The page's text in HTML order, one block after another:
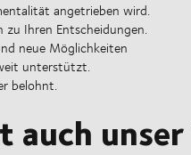
angetrieben wird.
Ihren Entscheidungen.
neue Möglichkeiten
unterstützt.
belohnt.